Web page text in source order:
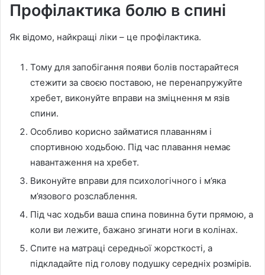
Профілактика болю в спині
Як відомо, найкращі ліки – це профілактика.
Тому для запобігання появи болів постарайтеся
стежити за своєю поставою, не перенапружуйте
хребет, виконуйте вправи на зміцнення м язів
спини.
Особливо корисно займатися плаванням і
спортивною ходьбою. Під час плавання немає
навантаження на хребет.
Виконуйте вправи для психологічного і м’яка
м’язового розслаблення.
Під час ходьби ваша спина повинна бути прямою, а
коли ви лежите, бажано згинати ноги в колінах.
Спите на матраці середньої жорсткості, а
підкладайте під голову подушку середніх розмірів.